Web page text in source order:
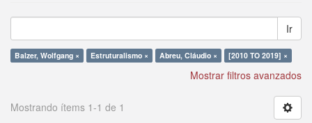
Ir
Balzer, Wolfgang × Estruturalismo × Abreu, Cláudio × [2010 TO 2019] ×
Mostrar filtros avanzados
Mostrando ítems 1-1 de 1